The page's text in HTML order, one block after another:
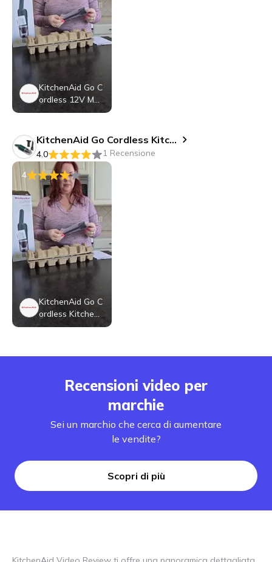
KitchenAid Go C
ordless 12V MA
X Lithium Ion Ba
del KRB12, Rech
argeable Power
Tool Battery, Bla
ck
KitchenAid Go Cordless Kitchen Vacuum - battery sold separately - Hearth & Hand™ with Magnolia: Handheld Dustbuster
4.0
1 Recensione
4
KitchenAid Go C
ordless Kitchen
Vacuum - batte
ustbusterRecensioni video per
marchie
Sei un marchio che cerca di aumentare
le vendite?
Scopri di più